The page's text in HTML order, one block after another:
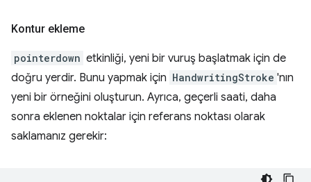
Kontur ekleme
pointerdown etkinliği, yeni bir vuruş başlatmak için de
doğru yerdir. Bunu yapmak için HandwritingStroke 'nın
yeni bir örneğini oluşturun. Ayrıca, geçerli saati, daha
sonra eklenen noktalar için referans noktası olarak
saklamanız gerekir: